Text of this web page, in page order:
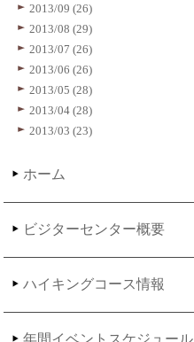
2013/09 (26)
2013/08 (29)
2013/07 (26)
2013/06 (26)
2013/05 (28)
2013/04 (28)
2013/03 (23)
ホーム
ビジターセンター概要
ハイキングコース情報
年間イベントスケジュール